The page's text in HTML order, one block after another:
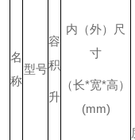
名
称
型号
容
积
升
内（外）尺
寸
（长*宽*高）
(mm)